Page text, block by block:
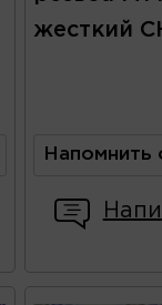
жесткий
Напомнить